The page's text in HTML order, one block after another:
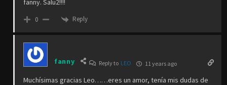
fanny. Salu2!!!!
0 Reply
fanny Reply to LEO 11 years ago
Muchísimas gracias Leo……eres un amor, tenía mis dudas de